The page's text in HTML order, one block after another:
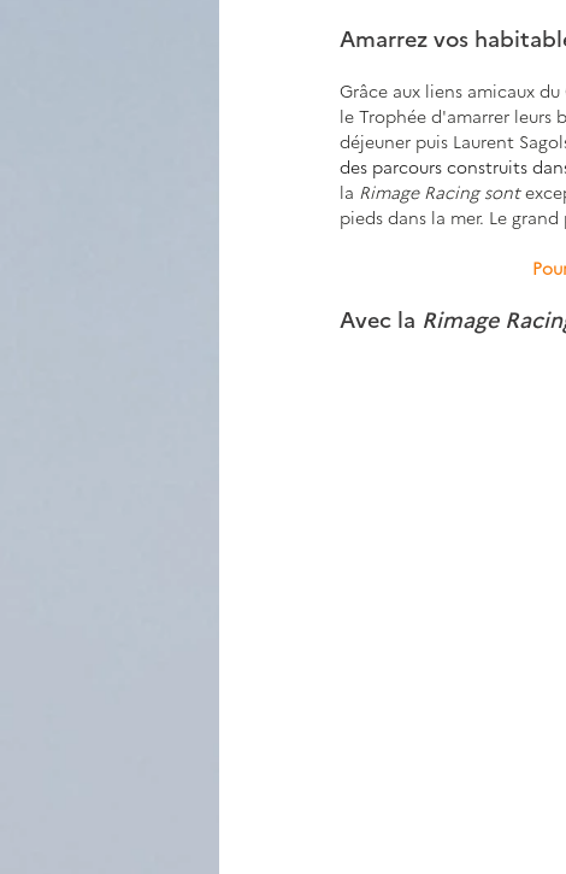
Amarrez vos
Grâce aux liens amicaux du
le Trophée d'amarrer leurs
déjeuner puis Laurent
des parcours construits
la Rimage Racing sont
pieds dans la mer. Le
Avec la Rimage